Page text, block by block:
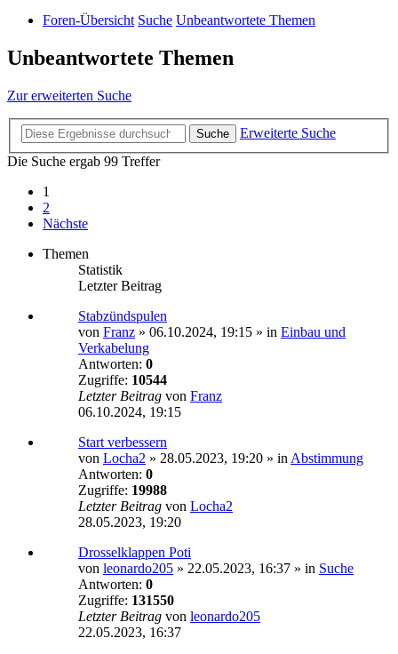
Foren-Übersicht Suche Unbeantwortete Themen
Unbeantwortete Themen
Zur erweiterten Suche
Suche
Erweiterte Suche
Die Suche ergab 99 Treffer
1
2
Nächste
Themen
Statistik
Letzter Beitrag
Stabzündspulen
von Franz » 06.10.2024, 19:15 » in Einbau und
Verkabelung
Antworten: 0
Zugriffe: 10544
Letzter Beitrag von Franz
06.10.2024, 19:15
Start verbessern
von Locha2 » 28.05.2023, 19:20 » in Abstimmung
Antworten: 0
Zugriffe: 19988
Letzter Beitrag von Locha2
28.05.2023, 19:20
Drosselklappen Poti
von leonardo205 » 22.05.2023, 16:37 » in Suche
Antworten: 0
Zugriffe: 131550
Letzter Beitrag von leonardo205
22.05.2023, 16:37